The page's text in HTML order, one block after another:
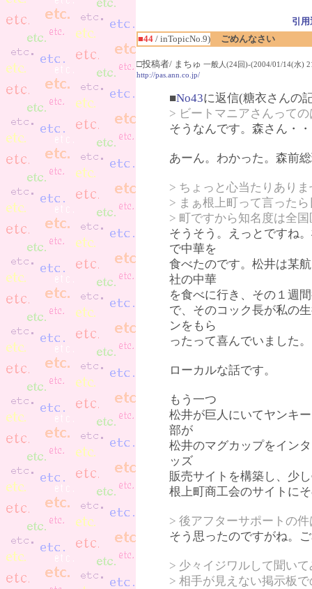
引
■44 / inTopicNo.9) ごめんなさい
□投稿者/ まちゅ 一般人(24回)-(2004/01/14(水)
http://pas.ann.co.jp/
■No43に返信(糖衣さんの
> ビートマニアさんって
そうなんです。森さん・
あーん。わかった。森前
> ちょっと心当たりあり
> まぁ根上町って言った
> 町ですから知名度は全
そうそう。えっとですね
で中華を
食べたのです。松井は某
社の中華
を食べに行き、その１週
で、そのコック長が私の
ンをもら
ったって喜んでいました。
ローカルな話です。
もう一つ
松井が巨人にいてヤンキ
部が
松井のマグカップをイン
ッズ
販売サイトを構築し、少
根上町商工会のサイトに
> 後アフターサポートの
そう思ったのですがね。
> 少々イジワルして聞い
> 相手が見えない掲示板